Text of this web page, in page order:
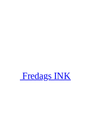
Fredags INK